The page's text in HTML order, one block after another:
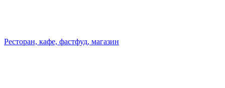
Ресторан, кафе, фастфуд, магазин